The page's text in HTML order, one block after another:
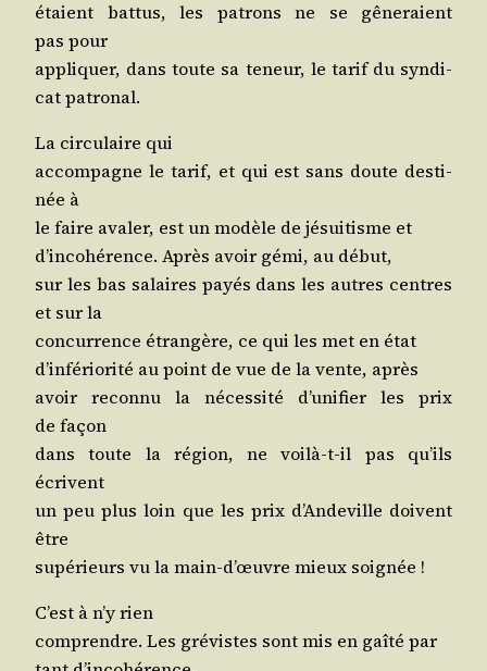
étaient bat­tus, les patrons ne se gêne­raient
pas pour
appli­quer, dans toute sa teneur, le tarif du syn­di­
cat patronal.
La cir­cu­laire qui
accom­pagne le tarif, et qui est sans doute des­ti­
née à
le faire ava­ler, est un modèle de jésui­tisme et
d’in­co­hé­rence. Après avoir gémi, au début,
sur les bas salaires payés dans les autres centres
et sur la
concur­rence étran­gère, ce qui les met en état
d’in­fé­rio­ri­té au point de vue de la vente, après
avoir recon­nu la néces­si­té d’u­ni­fier les prix
de façon
dans toute la région, ne voi­là-t-il pas qu’ils
écrivent
un peu plus loin que les prix d’An­de­ville doivent
être
supé­rieurs vu la main-d’œuvre mieux soignée !
C’est à n’y rien
com­prendre. Les gré­vistes sont mis en gaî­té par